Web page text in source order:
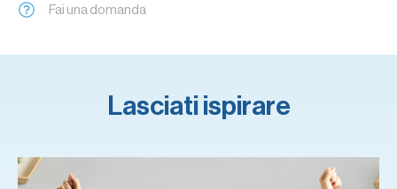
Fai una domanda
Lasciati ispirare